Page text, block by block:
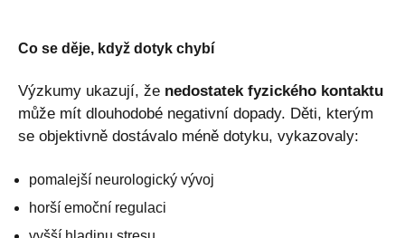
Co se děje, když dotyk chybí
Výzkumy ukazují, že nedostatek fyzického kontaktu
může mít dlouhodobé negativní dopady. Děti, kterým
se objektivně dostávalo méně dotyku, vykazovaly:
pomalejší neurologický vývoj
horší emoční regulaci